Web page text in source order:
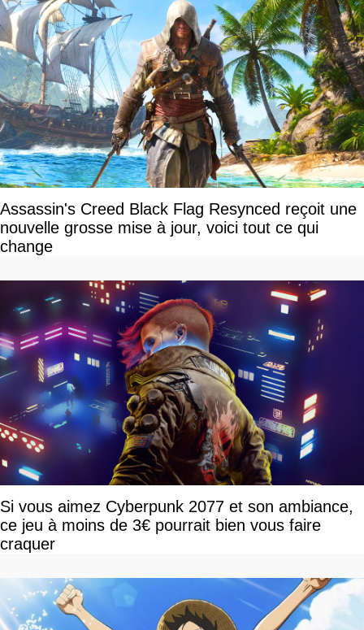
Assassin's Creed Black Flag Resynced reçoit une
nouvelle grosse mise à jour, voici tout ce qui
change
Si vous aimez Cyberpunk 2077 et son ambiance,
ce jeu à moins de 3€ pourrait bien vous faire
craquer